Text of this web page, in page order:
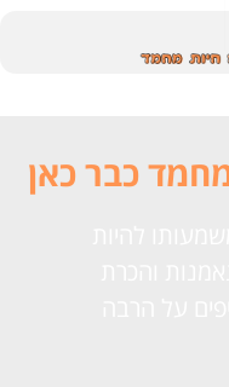
כבר כאן